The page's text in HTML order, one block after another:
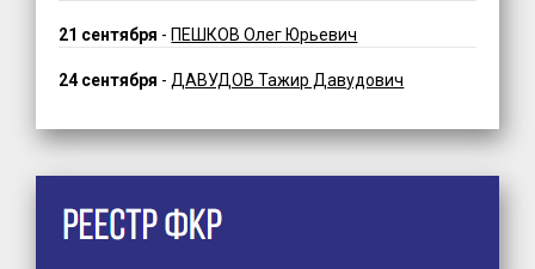
21 сентября - ПЕШКОВ Олег Юрьевич
24 сентября - ДАВУДОВ Тажир Давудович